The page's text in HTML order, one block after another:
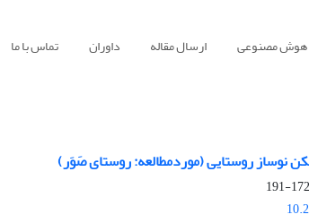
هوش مصنوعی ارسال مقاله داوران تماس با ما
نوساز روستایی (موردمطالعه: روستای صَوَر)
172-191